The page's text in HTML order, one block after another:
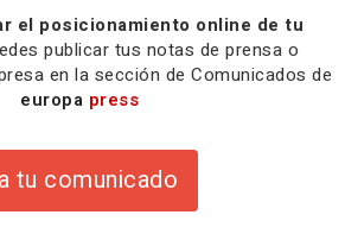
el posicionamiento online de tu
publicar tus notas de prensa o
en la sección de Comunicados de
europa press
tu comunicado